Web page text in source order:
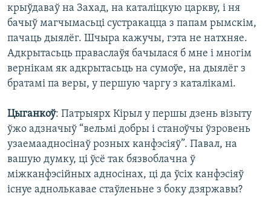
крыўдаваў на Захад, на каталіцкую царкву, і ня
бачыў магчымасьці сустракацца з папам рымскім,
пачаць дыялёг. Шчыра кажучы, гэта не натхняе.
Адкрытасьць праваслаўя бачылася б мне і многім
вернікам як адкрытасьць на сумоўе, на дыялёг з
братамі па веры, у першую чаргу з каталікамі.
Цыганкоў: Патрыярх Кірыл у першы дзень візыту
ўжо адзначыў “вельмі добры і станоўчы ўзровень
узаемаадносінаў розных канфэсіяў”. Павал, на
вашую думку, ці ўсё так бязвоблачна ў
міжканфэсійных адносінах, ці да ўсіх канфэсіяў
існуе аднолькавае стаўленьне з боку дзяржавы?